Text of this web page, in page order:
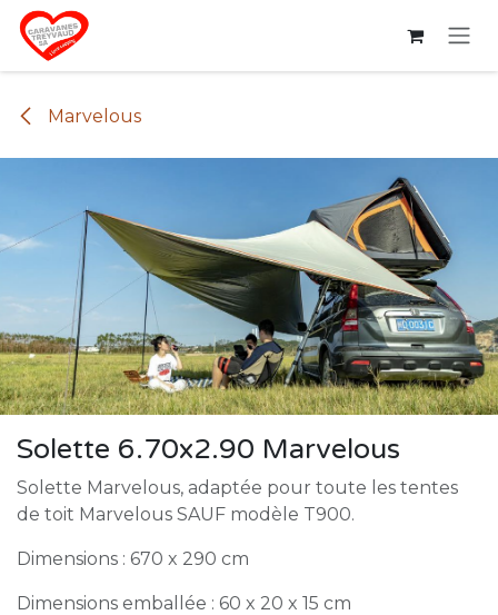
Se rendre au contenu
Marvelous
Solette 6.70x2.90 Marvelous
Solette Marvelous, adaptée pour toute les tentes
de toit Marvelous SAUF modèle T900.
Dimensions : 670 x 290 cm
Dimensions emballée : 60 x 20 x 15 cm